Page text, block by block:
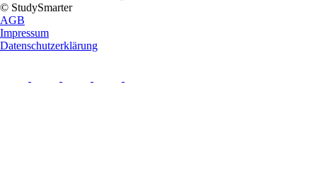
© StudySmarter
AGB
Impressum
Datenschutzerklärung